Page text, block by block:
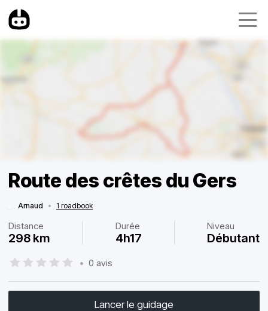
Route des crêtes du Gers
Arnaud • 1 roadbook
Distance
298 km
Durée
4h17
Niveau
Débutant
• 0 avis
Lancer le guidage